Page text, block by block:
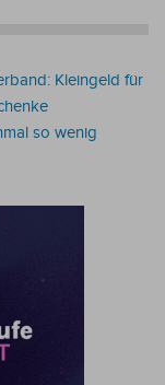
Kleingeld für
so wenig